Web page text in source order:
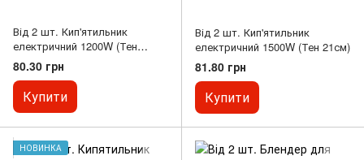
Від 2 шт. Кип'ятильник
електричний 1200W (Тен
20,5см)
80.30 грн
Купити
Від 2 шт. Кип'ятильник
електричний 1500W (Тен 21см)
81.80 грн
Купити
НОВИНКА